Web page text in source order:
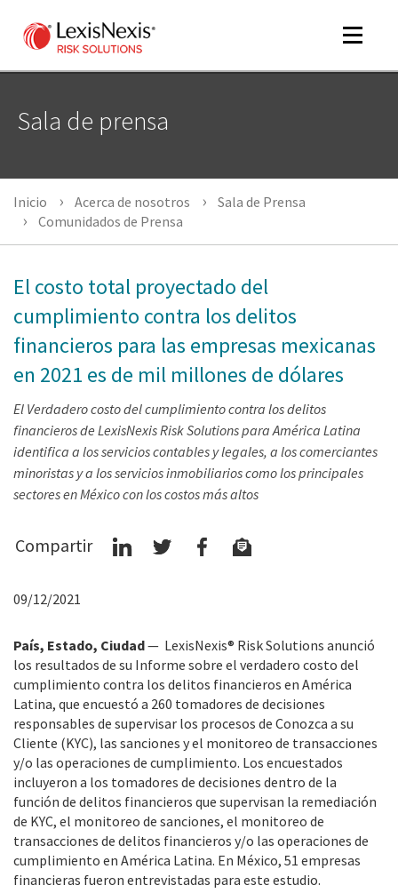
Toggle
Sala de prensa
Inicio Acerca de nosotros
Sala de Prensa
Comunidados de Prensa
El costo total proyectado del
cumplimiento contra los delitos
financieros para las empresas mexicanas
en 2021 es de mil millones de dólares
El Verdadero costo del cumplimiento contra los delitos
financieros de LexisNexis Risk Solutions para América Latina
identifica a los servicios contables y legales, a los comerciantes
minoristas y a los servicios inmobiliarios como los principales
sectores en México con los costos más altos
Compartir
09/12/2021
País, Estado, Ciudad— LexisNexis® Risk Solutions anunció
los resultados de su Informe sobre el verdadero costo del
cumplimiento contra los delitos financieros en América
Latina, que encuestó a 260 tomadores de decisiones
responsables de supervisar los procesos de Conozca a su
Cliente (KYC), las sanciones y el monitoreo de transacciones
y/o las operaciones de cumplimiento. Los encuestados
incluyeron a los tomadores de decisiones dentro de la
función de delitos financieros que supervisan la remediación
de KYC, el monitoreo de sanciones, el monitoreo de
transacciones de delitos financieros y/o las operaciones de
cumplimiento en América Latina. En México, 51 empresas
financieras fueron entrevistadas para este estudio.